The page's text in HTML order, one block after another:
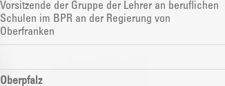
Vorsitzende der Gruppe der Lehrer an beruflichen
Schulen im BPR an der Regierung von
Oberfranken
Oberpfalz